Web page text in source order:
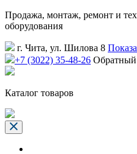
Продажа, монтаж, ремонт и
оборудования
г. Чита, ул. Шилова 8
+7 (3022) 35-48-26 Обратный
Каталог товаров